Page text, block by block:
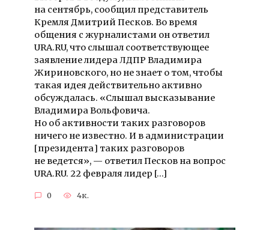
на сентябрь, сообщил представитель
Кремля Дмитрий Песков. Во время
общения с журналистами он ответил
URA.RU, что слышал соответствующее
заявление лидера ЛДПР Владимира
Жириновского, но не знает о том, чтобы
такая идея действительно активно
обсуждалась. «Слышал высказывание
Владимира Вольфовича.
Но об активности таких разговоров
ничего не известно. И в администрации
[президента] таких разговоров
не ведется», — ответил Песков на вопрос
URA.RU. 22 февраля лидер […]
0 4к.